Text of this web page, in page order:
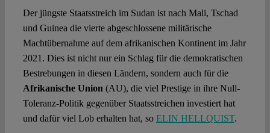
Der jüngste Staatsstreich im Sudan ist nach Mali, Tschad
und Guinea die vierte abgeschlossene militärische
Machtübernahme auf dem afrikanischen Kontinent im Jahr
2021. Dies ist nicht nur ein Schlag für die demokratischen
Bestrebungen in diesen Ländern, sondern auch für die
Afrikanische Union (AU), die viel Prestige in ihre Null-
Toleranz-Politik gegenüber Staatsstreichen investiert hat
und dafür viel Lob erhalten hat, so ELIN HELLQUIST.